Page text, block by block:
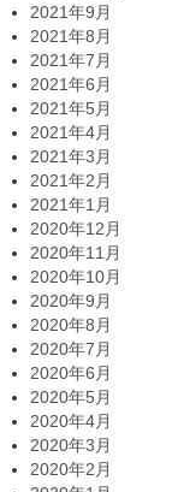
2021年9月
2021年8月
2021年7月
2021年6月
2021年5月
2021年4月
2021年3月
2021年2月
2021年1月
2020年12月
2020年11月
2020年10月
2020年9月
2020年8月
2020年7月
2020年6月
2020年5月
2020年4月
2020年3月
2020年2月